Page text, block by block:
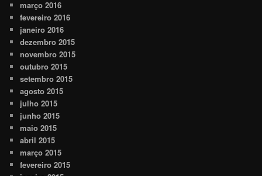
março 2016
fevereiro 2016
janeiro 2016
dezembro 2015
novembro 2015
outubro 2015
setembro 2015
agosto 2015
julho 2015
junho 2015
maio 2015
abril 2015
março 2015
fevereiro 2015